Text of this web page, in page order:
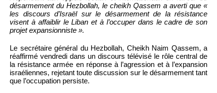
désarmement du Hezbollah, le cheikh Qassem a averti que «
les discours d’Israël sur le désarmement de la résistance
visent à affaiblir le Liban et à l’occuper dans le cadre de son
projet expansionniste ».
Le secrétaire général du Hezbollah, Cheikh Naim Qassem, a
réaffirmé vendredi dans un discours télévisé le rôle central de
la résistance armée en réponse à l’agression et à l’expansion
israéliennes, rejetant toute discussion sur le désarmement tant
que l’occupation persiste.